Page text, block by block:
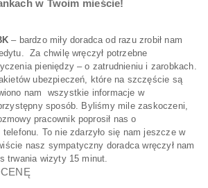
w Twoim mieście!
– bardzo miły doradca od razu zrobił nam
Za chwilę wręczył potrzebne
pieniędzy – o zatrudnieniu i zarobkach.
ubezpieczeń, które na szczęście są
nam wszystkie informacje w
sposób. Byliśmy mile zaskoczeni,
pracownik poprosił nas o
telefonu. To nie zdarzyło się nam jeszcze w
nasz sympatyczny doradca wręczył nam
trwania wizyty 15 minut.